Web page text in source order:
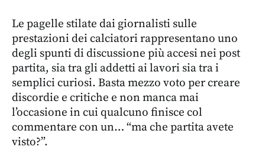
Le pagelle stilate dai giornalisti sulle
prestazioni dei calciatori rappresentano uno
degli spunti di discussione più accesi nei post
partita, sia tra gli addetti ai lavori sia tra i
semplici curiosi. Basta mezzo voto per creare
discordie e critiche e non manca mai
l’occasione in cui qualcuno finisce col
commentare con un… “ma che partita avete
visto?”.